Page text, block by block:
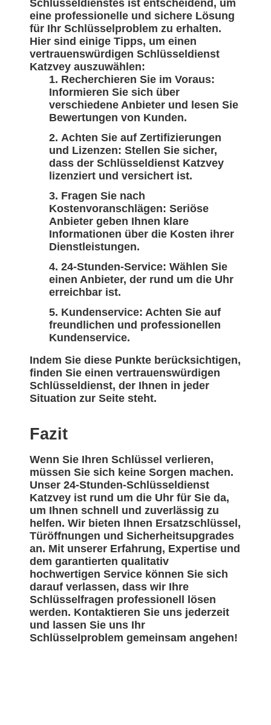
Schlüsseldienstes ist entscheidend, um
eine professionelle und sichere Lösung
für Ihr Schlüsselproblem zu erhalten.
Hier sind einige Tipps, um einen
vertrauenswürdigen Schlüsseldienst
Katzvey auszuwählen:
Recherchieren Sie im Voraus:
Informieren Sie sich über
verschiedene Anbieter und lesen Sie
Bewertungen von Kunden.
Achten Sie auf Zertifizierungen
und Lizenzen: Stellen Sie sicher,
dass der Schlüsseldienst Katzvey
lizenziert und versichert ist.
Fragen Sie nach
Kostenvoranschlägen: Seriöse
Anbieter geben Ihnen klare
Informationen über die Kosten ihrer
Dienstleistungen.
24-Stunden-Service: Wählen Sie
einen Anbieter, der rund um die Uhr
erreichbar ist.
Kundenservice: Achten Sie auf
freundlichen und professionellen
Kundenservice.
Indem Sie diese Punkte berücksichtigen,
finden Sie einen vertrauenswürdigen
Schlüsseldienst, der Ihnen in jeder
Situation zur Seite steht.
Fazit
Wenn Sie Ihren Schlüssel verlieren,
müssen Sie sich keine Sorgen machen.
Unser 24-Stunden-Schlüsseldienst
Katzvey ist rund um die Uhr für Sie da,
um Ihnen schnell und zuverlässig zu
helfen. Wir bieten Ihnen Ersatzschlüssel,
Türöffnungen und Sicherheitsupgrades
an. Mit unserer Erfahrung, Expertise und
dem garantierten qualitativ
hochwertigen Service können Sie sich
darauf verlassen, dass wir Ihre
Schlüsselfragen professionell lösen
werden. Kontaktieren Sie uns jederzeit
und lassen Sie uns Ihr
Schlüsselproblem gemeinsam angehen!